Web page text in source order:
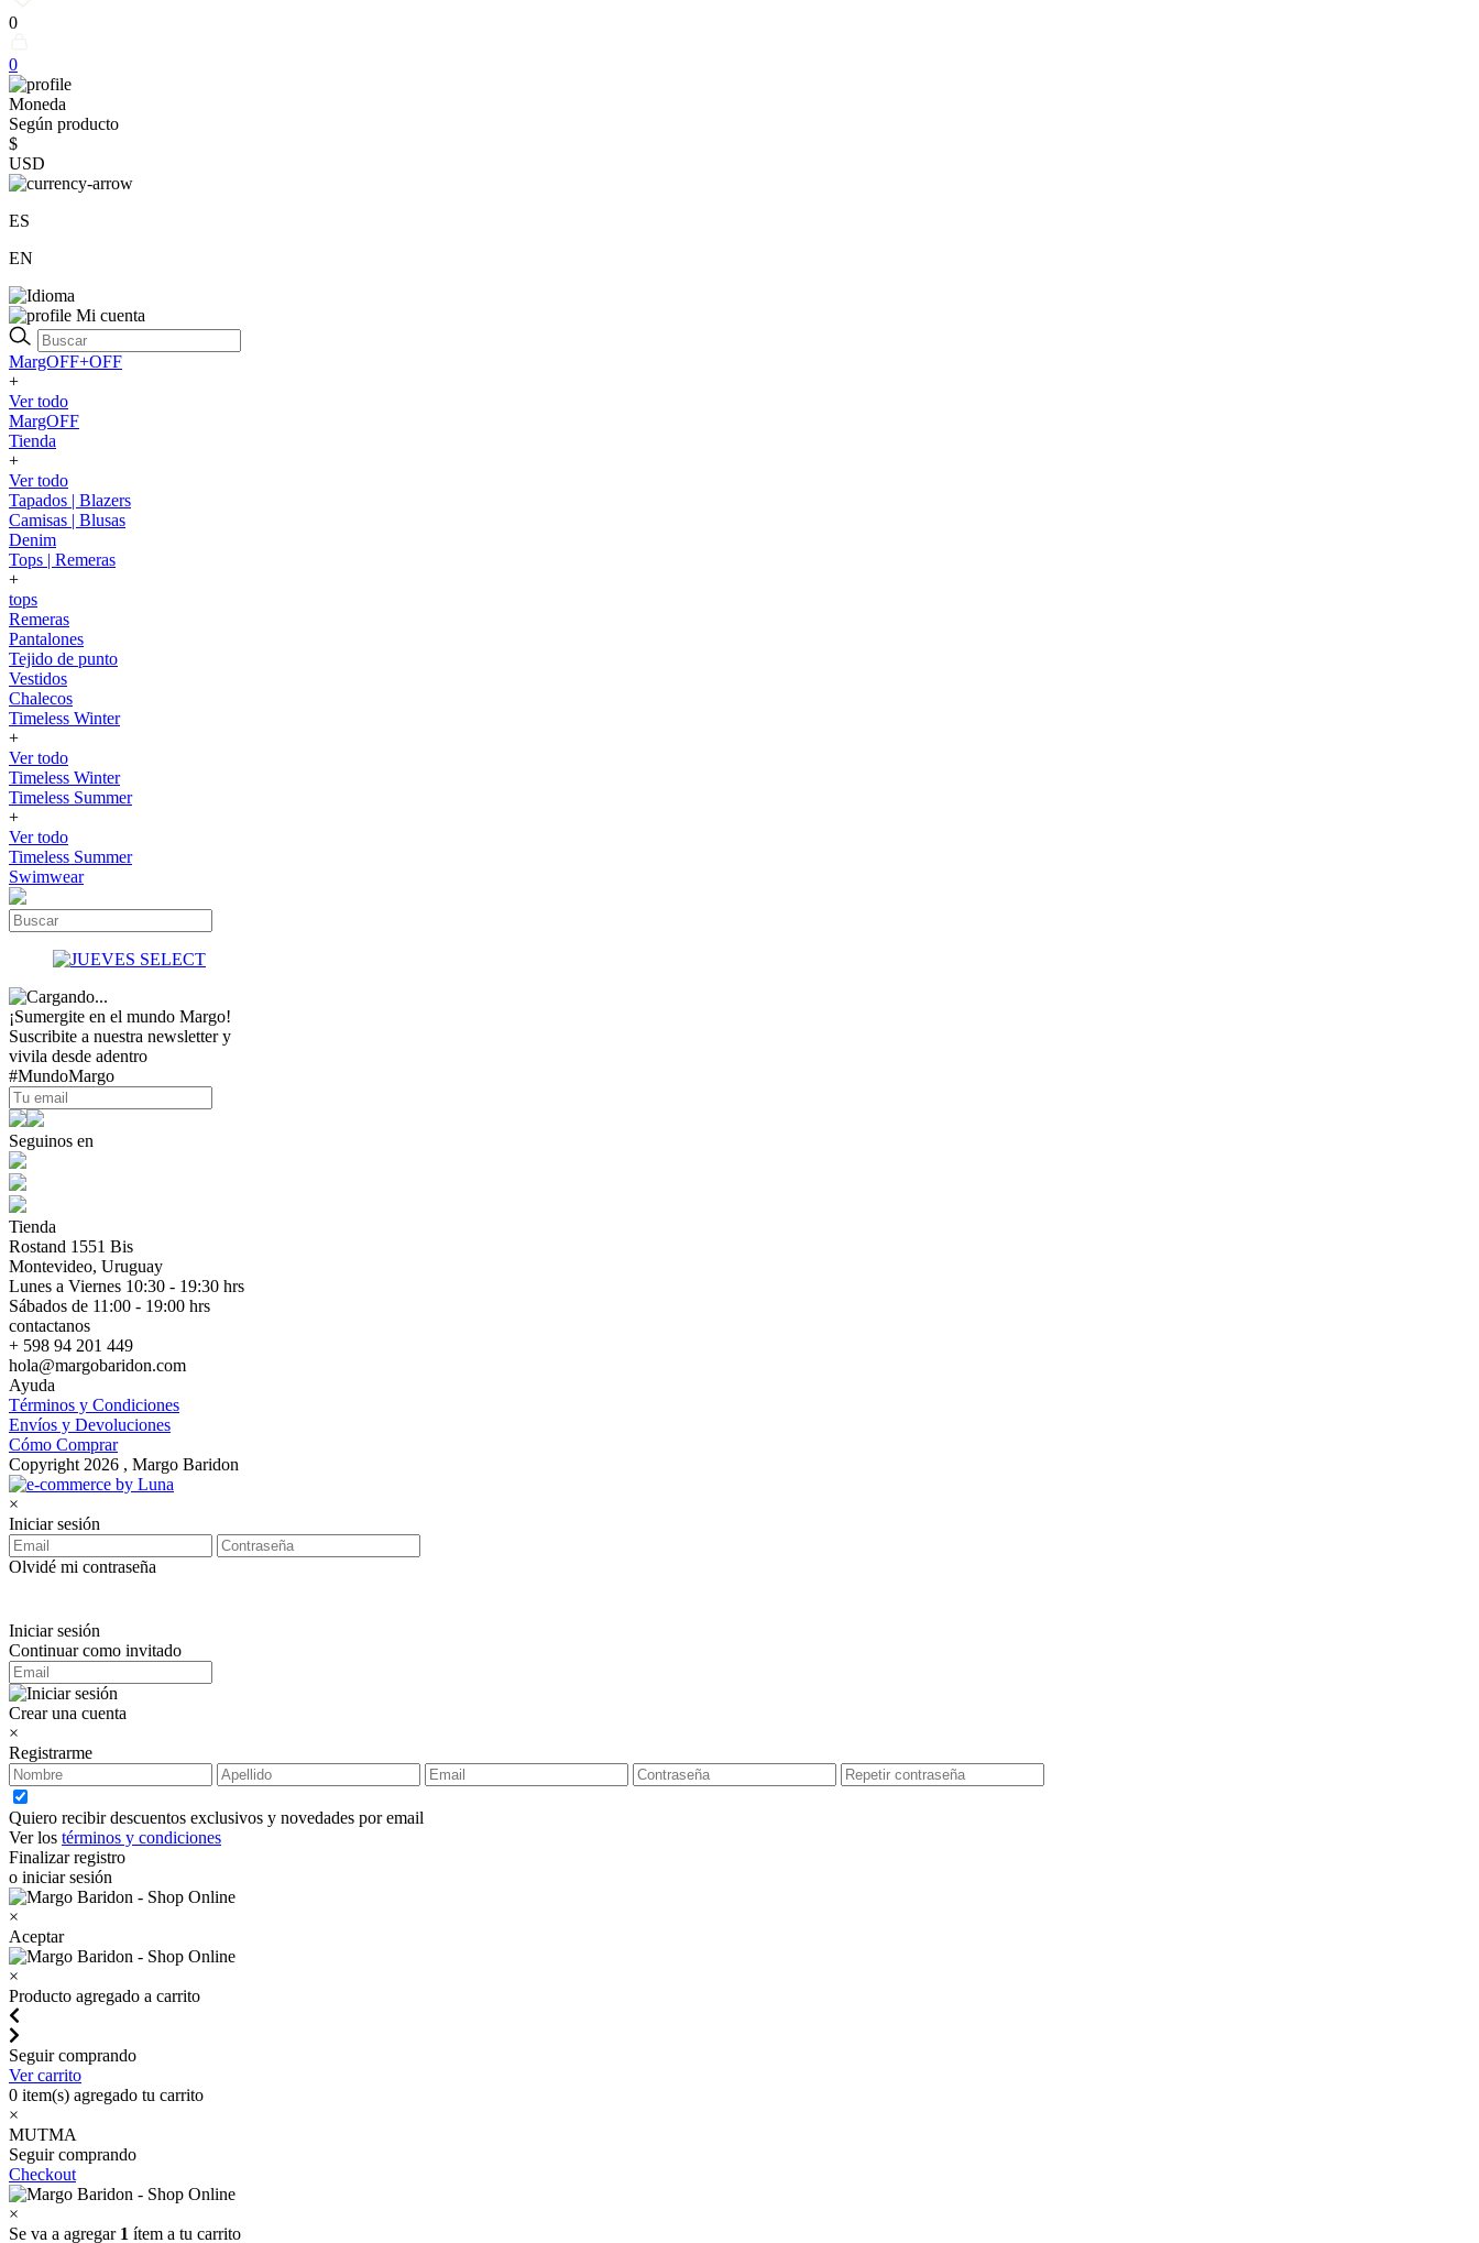
0
0
Moneda
Según producto
$
USD
ES
EN
Mi cuenta
MargOFF+OFF
+
Ver todo
MargOFF
Tienda
+
Ver todo
Tapados | Blazers
Camisas | Blusas
Denim
Tops | Remeras
+
tops
Remeras
Pantalones
Tejido de punto
Vestidos
Chalecos
Timeless Winter
+
Ver todo
Timeless Winter
Timeless Summer
+
Ver todo
Timeless Summer
Swimwear
¡Sumergite en el mundo Margo!
Suscribite a nuestra newsletter y
vivila desde adentro
#MundoMargo
Seguinos en
Tienda
Rostand 1551 Bis
Montevideo, Uruguay
Lunes a Viernes 10:30 - 19:30 hrs
Sábados de 11:00 - 19:00 hrs
contactanos
+ 598 94 201 449
hola@margobaridon.com
Ayuda
Términos y Condiciones
Envíos y Devoluciones
Cómo Comprar
Copyright 2026 , Margo Baridon
×
Iniciar sesión
Olvidé mi contraseña
Iniciar sesión
Continuar como invitado
Crear una cuenta
×
Registrarme
Quiero recibir descuentos exclusivos y novedades por email
Ver los términos y condiciones
Finalizar registro
o iniciar sesión
×
Aceptar
×
Producto agregado a carrito
Seguir comprando
Ver carrito
0 item(s) agregado tu carrito
×
MUTMA
Seguir comprando
Checkout
×
Se va a agregar 1 ítem a tu carrito